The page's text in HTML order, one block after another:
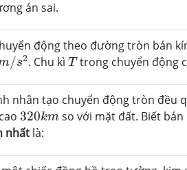
án sai.
động theo đường tròn bán
/s2
/s2 . Chu kì T
Ttrong chuyển động
nhân tạo chuyển động tròn đều
320km
320km so với mặt đất. Biết
nhất là: